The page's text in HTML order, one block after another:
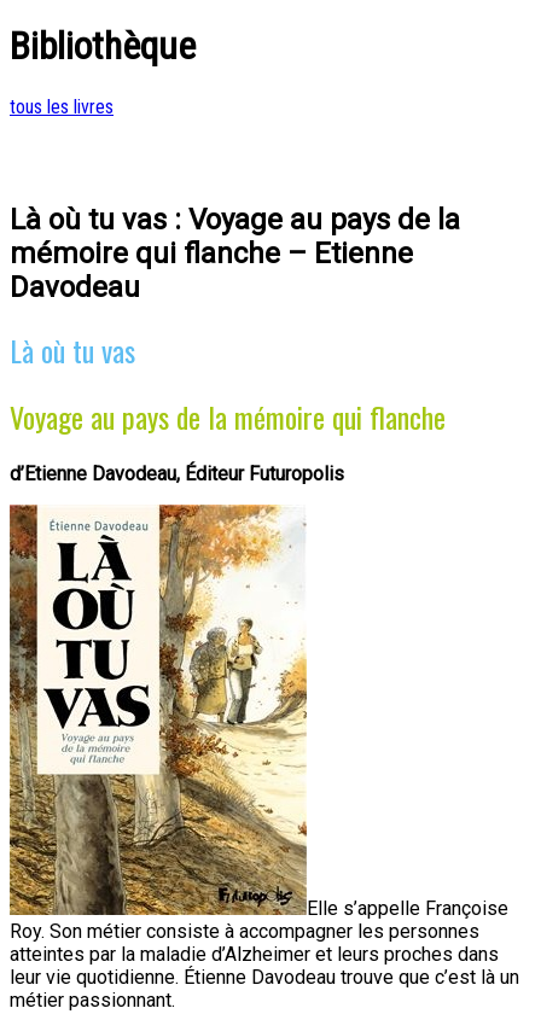
Bibliothèque
tous les livres
Là où tu vas : Voyage au pays de la
mémoire qui flanche – Etienne
Davodeau
Là où tu vas
Voyage au pays de la mémoire qui flanche
d’Etienne Davodeau, Éditeur Futuropolis
Elle s’appelle Françoise
Roy. Son métier consiste à accompagner les personnes
atteintes par la maladie d’Alzheimer et leurs proches dans
leur vie quotidienne. Étienne Davodeau trouve que c’est là un
métier passionnant.